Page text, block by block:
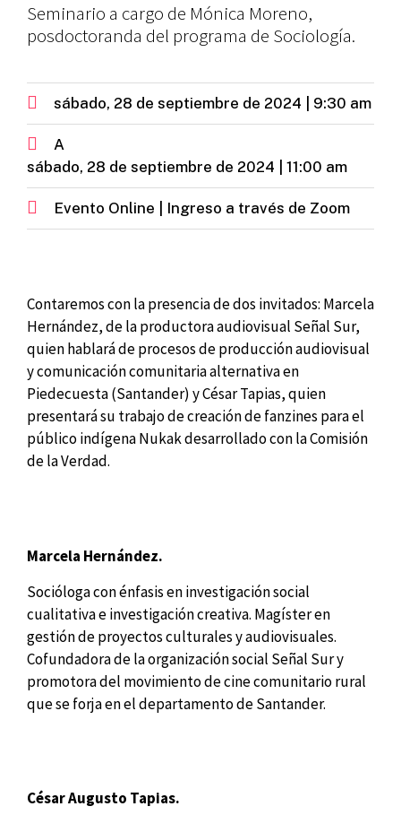
Seminario a cargo de Mónica Moreno,
posdoctoranda del programa de Sociología.
sábado, 28 de septiembre de 2024 | 9:30 am
A
sábado, 28 de septiembre de 2024 | 11:00 am
Evento Online | Ingreso a través de Zoom
Contaremos con la presencia de dos invitados: Marcela
Hernández, de la productora audiovisual Señal Sur,
quien hablará de procesos de producción audiovisual
y comunicación comunitaria alternativa en
Piedecuesta (Santander) y César Tapias, quien
presentará su trabajo de creación de fanzines para el
público indígena Nukak desarrollado con la Comisión
de la Verdad.
Marcela Hernández.
Socióloga con énfasis en investigación social
cualitativa e investigación creativa. Magíster en
gestión de proyectos culturales y audiovisuales.
Cofundadora de la organización social Señal Sur y
promotora del movimiento de cine comunitario rural
que se forja en el departamento de Santander.
César Augusto Tapias.